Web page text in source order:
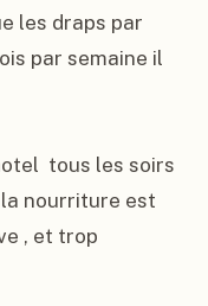
les draps par
par semaine il
tous les soirs
nourriture est
, et trop